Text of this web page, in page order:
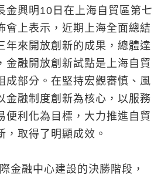
金興明10日在上海自貿區第七
會上表示，近期上海全面總結
年來開放創新的成果，總體達
金融開放創新試點是上海自貿
成部分。在堅持宏觀審慎、風
金融制度創新為核心，以服務
便利化為目標，大力推進自貿
，取得了明顯成效。
金融中心建設的決勝階段，